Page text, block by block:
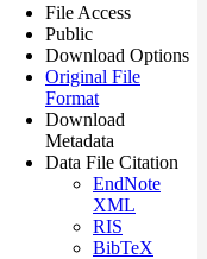
File Access
Public
Download Options
Original File
Format
Download
Metadata
Data File Citation
EndNote
XML
RIS
BibTeX